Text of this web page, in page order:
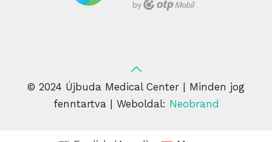
© 2024 Újbuda Medical Center | Minden jog
fenntartva | Weboldal: Neobrand